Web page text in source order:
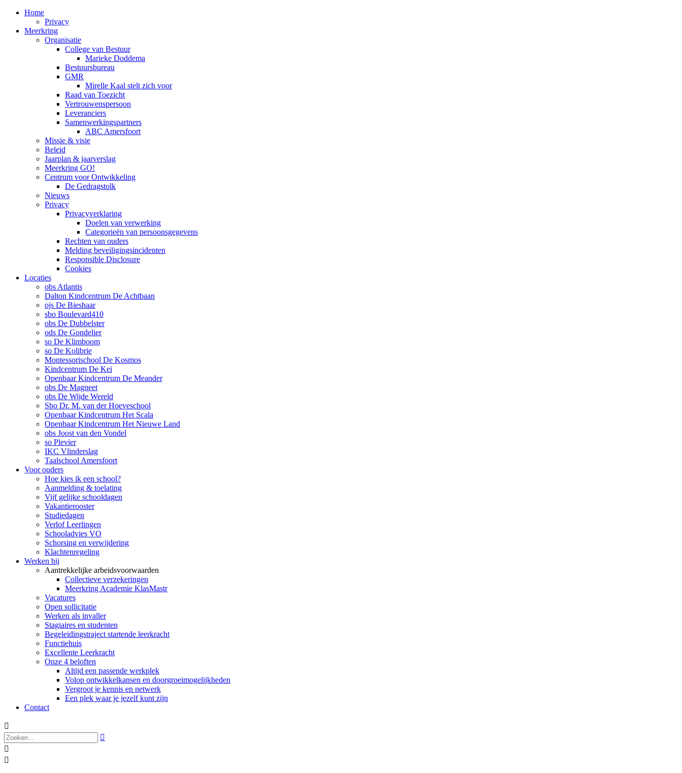
Home
Privacy
Meerkring
Organisatie
College van Bestuur
Marieke Doddema
Bestuursbureau
GMR
Mirelle Kaal stelt zich voor
Raad van Toezicht
Vertrouwenspersoon
Leveranciers
Samenwerkingspartners
ABC Amersfoort
Missie & visie
Beleid
Jaarplan & jaarverslag
Meerkring GO!
Centrum voor Ontwikkeling
De Gedragstolk
Nieuws
Privacy
Privacyverklaring
Doelen van verwerking
Categorieën van persoonsgegevens
Rechten van ouders
Melding beveiligingsincidenten
Responsible Disclosure
Cookies
Locaties
obs Atlantis
Dalton Kindcentrum De Achtbaan
ojs De Bieshaar
sbo Boulevard410
obs De Dubbelster
ods De Gondelier
so De Klimboom
so De Kolibrie
Montessorischool De Kosmos
Kindcentrum De Kei
Openbaar Kindcentrum De Meander
obs De Magneet
obs De Wijde Wereld
Sbo Dr. M. van der Hoeveschool
Openbaar Kindcentrum Het Scala
Openbaar Kindcentrum Het Nieuwe Land
obs Joost van den Vondel
so Plevier
IKC Vlinderslag
Taalschool Amersfoort
Voor ouders
Hoe kies ik een school?
Aanmelding & toelating
Vijf gelijke schooldagen
Vakantierooster
Studiedagen
Verlof Leerlingen
Schooladvies VO
Schorsing en verwijdering
Klachtenregeling
Werken bij
Aantrekkelijke arbeidsvoorwaarden
Collectieve verzekeringen
Meerkring Academie KlasMastr
Vacatures
Open sollicitatie
Werken als invaller
Stagiaires en studenten
Begeleidingstraject startende leerkracht
Functiehuis
Excellente Leerkracht
Onze 4 beloften
Altijd een passende werkplek
Volop ontwikkelkansen en doorgroeimogelijkheden
Vergroot je kennis en netwerk
Een plek waar je jezelf kunt zijn
Contact



